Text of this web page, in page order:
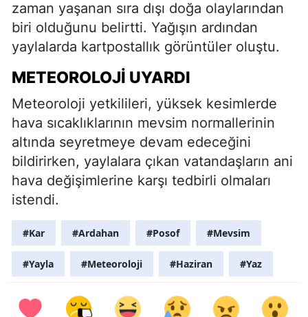
zaman yaşanan sıra dışı doğa olaylarından
biri olduğunu belirtti. Yağışın ardından
yaylalarda kartpostallık görüntüler oluştu.
METEOROLOJI UYARDI
Meteoroloji yetkilileri, yüksek kesimlerde
hava sıcaklıklarının mevsim normallerinin
altında seyretmeye devam edeceğini
bildirirken, yaylalara çıkan vatandaşların ani
hava değişimlerine karşı tedbirli olmaları
istendi.
#Kar #Ardahan #Posof #Mevsim
#Yayla #Meteoroloji #Haziran #Yaz